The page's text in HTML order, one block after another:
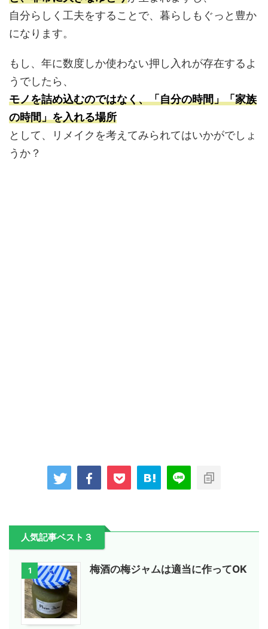
自分らしく工夫をすることで、暮らしもぐっと豊か
になります。
もし、年に数度しか使わない押し入れが存在するよ
うでしたら、
モノを詰め込むのではなく、「自分の時間」「家族
の時間」を入れる場所
として、リメイクを考えてみられてはいかがでしょ
うか？
人気記事ベスト３
1 梅酒の梅ジャムは適当に作ってOK